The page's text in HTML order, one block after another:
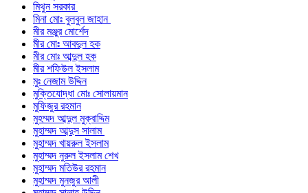
মিথুন সরকার
মিনা মোঃ বুলবুল জাহান
মীর মঞ্জুর মোর্শেদ
মীর মোঃ আবদুল হক
মীর মোঃ আব্দুল হক
মীর শফিউল ইসলাম
মুঃ নেজাম উদ্দিন
মুক্তিযোদ্ধা মোঃ সোলায়মান
মুফিজুর রহমান
মুহম্মদ আব্দুল মুক্বাদ্দিম
মুহাম্মদ আব্দুস সালাম
মুহাম্মদ খায়রুল ইসলাম
মুহাম্মদ নুরুল ইসলাম শেখ
মুহাম্মদ মতিউর রহমান
মুহাম্মদ মুনজুর আলী